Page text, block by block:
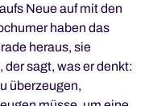
Neue auf mit den
haben das
heraus, sie
sagt, was er denkt:
überzeugen,